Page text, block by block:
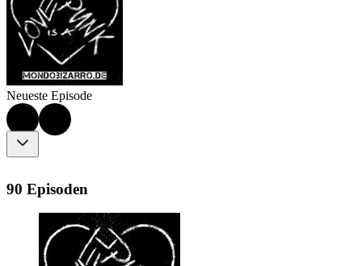
Neueste Episode
90 Episoden